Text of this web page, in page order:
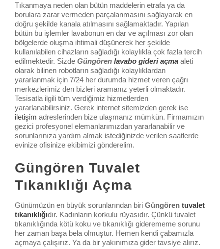
Tıkanmaya neden olan bütün maddelerin etrafa ya da
borulara zarar vermeden parçalanmasını sağlayarak en
doğru şekilde kanala atılmasını sağlamaktadır. Yapılan
bütün bu işlemler lavabonun en dar ve açılması zor olan
bölgelerde oluşma ihtimali düşünerek her şekilde
kullanılabilen cihazların sağladığı kolaylıkla çok fazla tercih
edilmektedir. Sizde Güngören lavabo gideri açma aleti
olarak bilinen robotların sağladığı kolaylıklardan
yararlanmak için 7/24 her durumda hizmet veren çağrı
merkezlerimiz den bizleri aramanız yeterli olmaktadır.
Tesisatla ilgili tüm verdiğimiz hizmetlerden
yararlanabilirsiniz. Gerek internet sitemizden gerek ise
iletişim adreslerinden bize ulaşmanız mümkün. Firmamızın
gezici profesyonel elemanlarımızdan yararlanabilir ve
sorunlarınıza yardım almak istediğinizde verilen saatlerde
evinize ofisinize ekibimizi gönderelim.
Güngören Tuvalet
Tıkanıklığı Açma
Günümüzün en büyük sorunlarından biri Güngören tuvalet
tıkanıklığıdır. Kadınların korkulu rüyasıdır. Çünkü tuvalet
tıkanıklığında kötü koku ve tıkanıklığı giderememe sorunu
her zaman başa bela olmuştur. Hemen kendi çabamızla
açmaya çalışırız. Ya da bir yakınımıza gider tavsiye alırız.